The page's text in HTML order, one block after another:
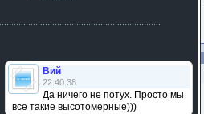
Вий
22:40:38
Да ничего не потух. Просто мы
все такие высотомерные)))